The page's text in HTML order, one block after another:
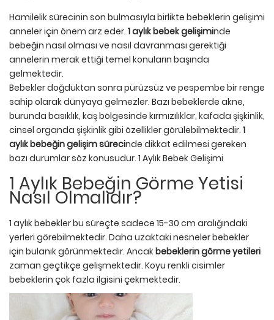
Hamilelik sürecinin son bulmasıyla birlikte bebeklerin gelişimi
anneler için önem arz eder. 1 aylık bebek gelişiminde
bebeğin nasıl olması ve nasıl davranması gerektiği
annelerin merak ettiği temel konuların başında
gelmektedir.
Bebekler doğduktan sonra pürüzsüz ve pespembe bir renge
sahip olarak dünyaya gelmezler. Bazı bebeklerde akne,
burunda basıklık, kaş bölgesinde kırmızılıklar, kafada şişkinlik,
cinsel organda şişkinlik gibi özellikler görülebilmektedir. 1
aylık bebeğin gelişim sürecinde dikkat edilmesi gereken
bazı durumlar söz konusudur. 1 Aylık Bebek Gelişimi
1 Aylık Bebeğin Görme Yetisi
Nasıl Olmalıdır?
1 aylık bebekler bu süreçte sadece 15-30 cm aralığındaki
yerleri görebilmektedir. Daha uzaktaki nesneler bebekler
için bulanık görünmektedir. Ancakbebeklerin görme yetileri
zaman geçtikçe gelişmektedir. Koyu renkli cisimler
bebeklerin çok fazla ilgisini çekmektedir.